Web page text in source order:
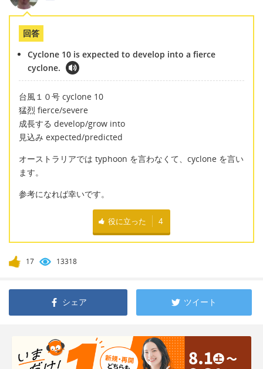
回答
Cyclone 10 is expected to develop into a fierce
cyclone.
台風１０号 cyclone 10
猛烈 fierce/severe
成長する develop/grow into
見込み expected/predicted
オーストラリアでは typhoon を言わなくて、cyclone を言い
ます。
参考になれば幸いです。
役に立った 4
17 13318
シェア ツイート